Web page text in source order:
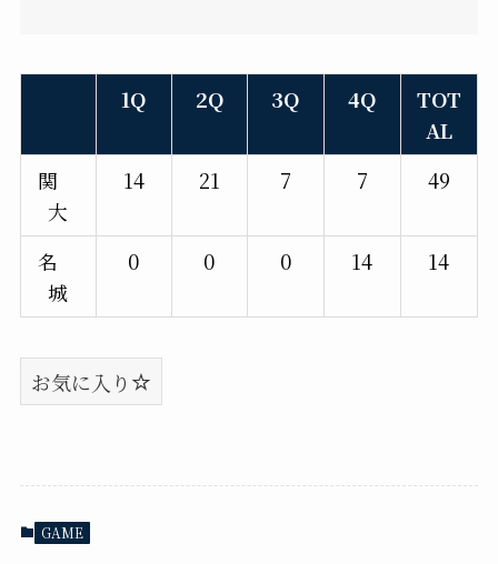
1Q 2Q 3Q 4Q
TOT
AL
関
大
14 21 7 7 49
名
城
0 0 0 14 14
お気に入り
GAME